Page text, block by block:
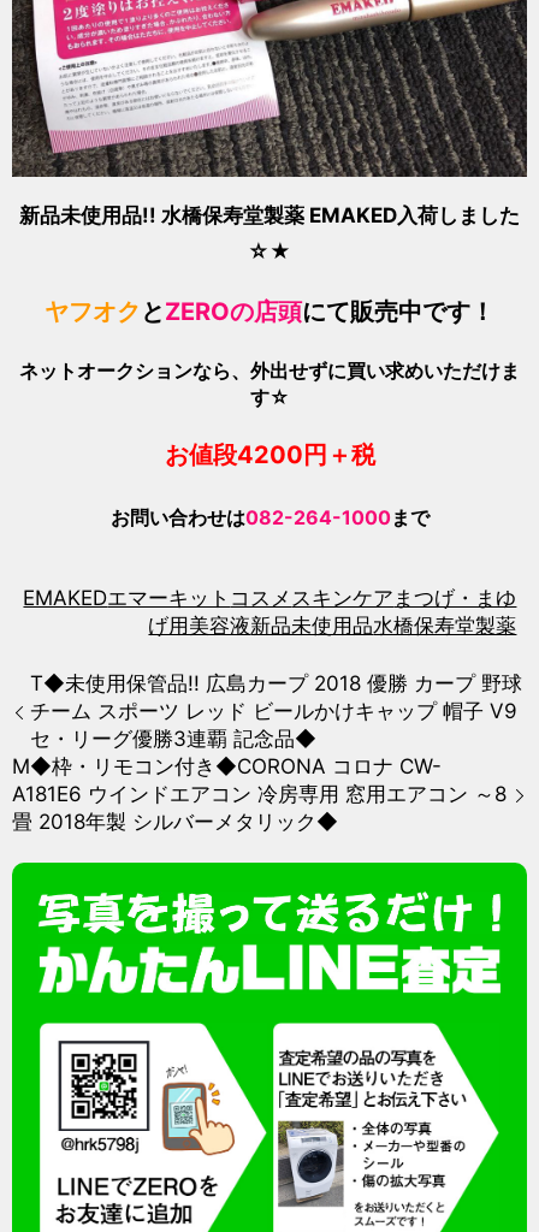
新品未使用品!! 水橋保寿堂製薬 EMAKED入荷しました
☆★
ヤフオク とZEROの店頭にて販売中です！
ネットオークションなら、外出せずに買い求めいただけま
す☆
お値段4200 円＋税
お問い合わせは082-264-1000まで
EMAKEDエマーキット コスメ スキンケア まつげ・まゆ
げ用美容液新品未使用品水橋保寿堂製薬
T◆未使用保管品!! 広島カープ 2018 優勝 カープ 野球
チーム スポーツ レッド ビールかけキャップ 帽子 V9
セ・リーグ優勝3連覇 記念品◆
M◆枠・リモコン付き◆CORONA コロナ CW-
A181E6 ウインドエアコン 冷房専用 窓用エアコン ～8
畳 2018年製 シルバーメタリック◆